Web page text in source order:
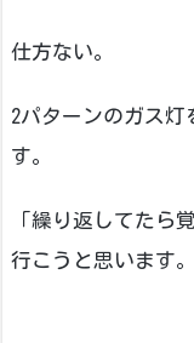
仕方ない。
2パターンのガス灯
す。
「繰り返してたら
行こうと思います。